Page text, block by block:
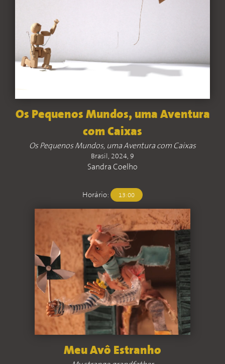
Os Pequenos Mundos, uma Aventura
com Caixas
Os Pequenos Mundos, uma Aventura com Caixas
Brasil, 2024, 9
Sandra Coelho
Horário: 13:00
Meu Avô Estranho